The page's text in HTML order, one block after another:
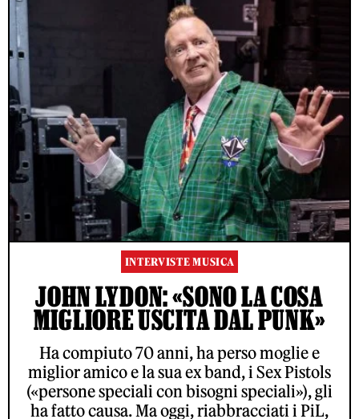
INTERVISTE MUSICA
JOHN LYDON: «SONO LA COSA
MIGLIORE USCITA DAL PUNK»
Ha compiuto 70 anni, ha perso moglie e
miglior amico e la sua ex band, i Sex Pistols
(«persone speciali con bisogni speciali»), gli
ha fatto causa. Ma oggi, riabbracciati i PiL,